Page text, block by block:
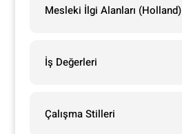
Mesleki İlgi Alanları (Holland)
İş Değerleri
Çalışma Stilleri